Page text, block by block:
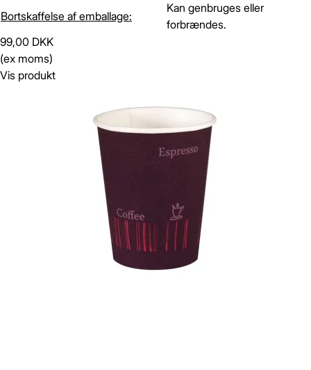
Bortskaffelse af emballage:
Kan genbruges eller
forbrændes.
99,00 DKK
(ex moms)
Vis produkt